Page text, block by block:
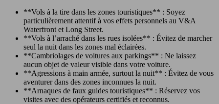
**Vols à la tire dans les zones touristiques** : Soyez
particulièrement attentif à vos effets personnels au V&A
Waterfront et Long Street.
**Vols à l’arraché dans les rues isolées** : Évitez de marcher
seul la nuit dans les zones mal éclairées.
**Cambriolages de voitures aux parkings** : Ne laissez
aucun objet de valeur visible dans votre voiture.
**Agressions à main armée, surtout la nuit** : Évitez de vous
aventurer dans des zones inconnues la nuit.
**Arnaques de faux guides touristiques** : Réservez vos
visites avec des opérateurs certifiés et reconnus.